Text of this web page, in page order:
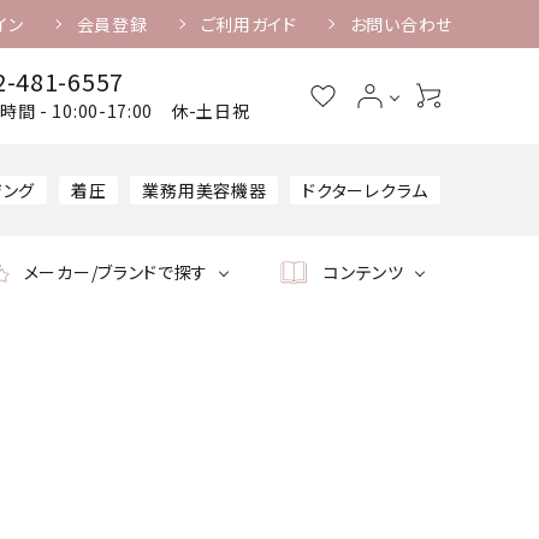
ン 会員登録 ご利用ガイド お問い合わせ
481-6557
間 - 10:00-17:00 休-土日祝
グ 着圧 業務用美容機器 ドクターレクラム
メーカー/ブランドで探す コンテンツ